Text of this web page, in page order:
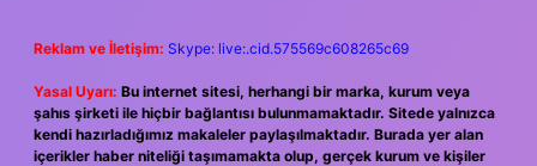
Reklam ve İletişim: Skype: live:.cid.575569c608265c69
Yasal Uyarı: Bu internet sitesi, herhangi bir marka, kurum veya
şahıs şirketi ile hiçbir bağlantısı bulunmamaktadır. Sitede yalnızca
kendi hazırladığımız makaleler paylaşılmaktadır. Burada yer alan
içerikler haber niteliği taşımamakta olup, gerçek kurum ve kişiler